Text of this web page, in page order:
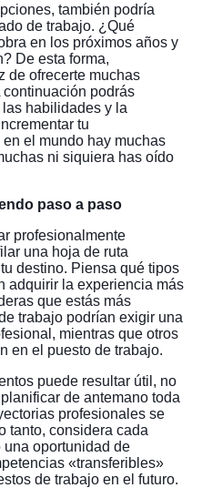
también podría
de trabajo. ¿Qué
en los próximos años y
De esta forma,
de ofrecerte muchas
podrás
habilidades y la
tu
el mundo hay muchas
ni siquiera has oído
paso a paso
profesionalmente
una hoja de ruta
destino. Piensa qué tipos
adquirir la experiencia más
que estás más
trabajo podrían exigir una
mientras que otros
en el puesto de trabajo.
puede resultar útil, no
de antemano toda
profesionales se
tanto, considera cada
oportunidad de
«transferibles»
de trabajo en el futuro.